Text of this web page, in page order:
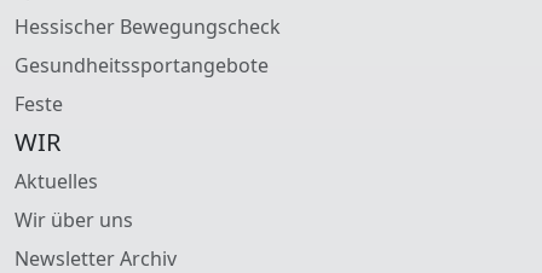
Hessischer Bewegungscheck
Gesundheitssportangebote
Feste
WIR
Aktuelles
Wir über uns
Newsletter Archiv